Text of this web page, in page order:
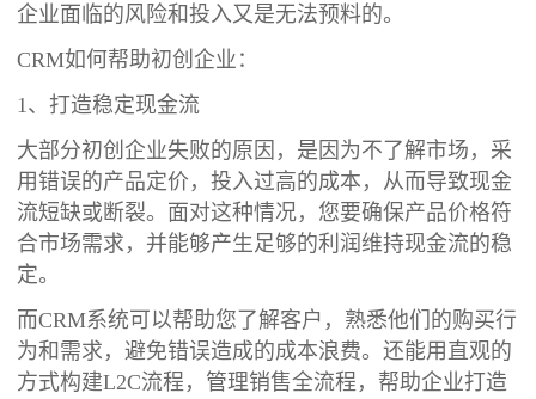
企业面临的风险和投入又是无法预料的。
CRM如何帮助初创企业：
1、打造稳定现金流
大部分初创企业失败的原因，是因为不了解市场，采
用错误的产品定价，投入过高的成本，从而导致现金
流短缺或断裂。面对这种情况，您要确保产品价格符
合市场需求，并能够产生足够的利润维持现金流的稳
定。
而CRM系统可以帮助您了解客户，熟悉他们的购买行
为和需求，避免错误造成的成本浪费。还能用直观的
方式构建L2C流程，管理销售全流程，帮助企业打造